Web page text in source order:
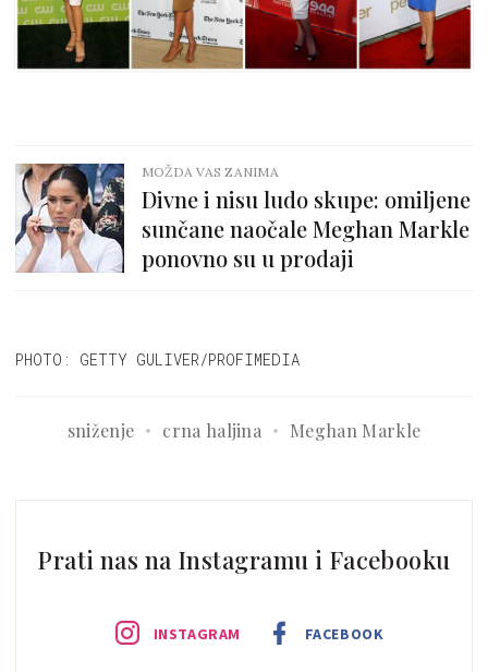
MOŽDA VAS ZANIMA
Divne i nisu ludo skupe: omiljene
sunčane naočale Meghan Markle
ponovno su u prodaji
PHOTO: GETTY GULIVER/PROFIMEDIA
sniženje crna haljina Meghan Markle
Prati nas na Instagramu i Facebooku
INSTAGRAM FACEBOOK